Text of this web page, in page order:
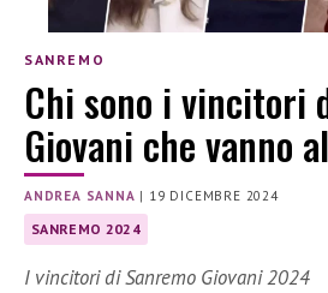
SANREMO
Chi sono i vincitori
Giovani che vanno
ANDREA SANNA | 19 DICEMBRE 2024
SANREMO 2024
I vincitori di Sanremo Giovani 2024